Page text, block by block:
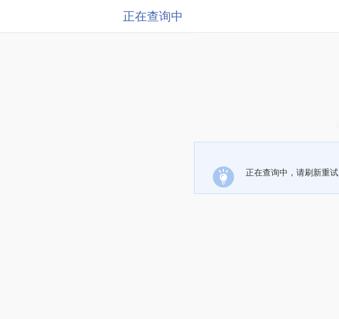
正在查询中
正在查询中，请刷新重试